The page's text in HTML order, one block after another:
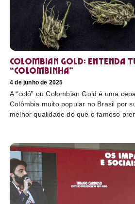
Colombian Gold: entenda
“colombinha”
4 de junho de 2025
A “colô” ou Colombian Gold é uma
Colômbia muito popular no Brasil por
melhor qualidade do que o famoso